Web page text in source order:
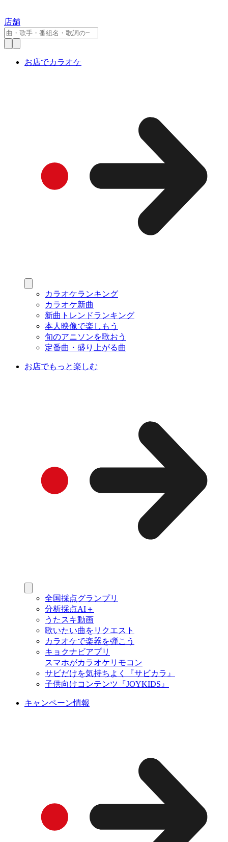
店舗
お店でカラオケ
カラオケランキング
カラオケ新曲
新曲トレンドランキング
本人映像で楽しもう
旬のアニソンを歌おう
定番曲・盛り上がる曲
お店でもっと楽しむ
全国採点グランプリ
分析採点AI＋
うたスキ動画
歌いたい曲をリクエスト
カラオケで楽器を弾こう
キョクナビアプリ
スマホがカラオケリモコン
サビだけを気持ちよく『サビカラ』
子供向けコンテンツ『JOYKIDS』
キャンペーン情報